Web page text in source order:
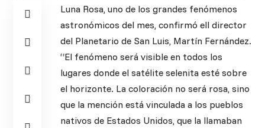
Luna Rosa, uno de los grandes fenómenos
astronómicos del mes, confirmó ell director
del Planetario de San Luis, Martín Fernández.
“El fenómeno será visible en todos los
lugares donde el satélite selenita esté sobre
el horizonte. La coloración no será rosa, sino
que la mención está vinculada a los pueblos
nativos de Estados Unidos, que la llamaban